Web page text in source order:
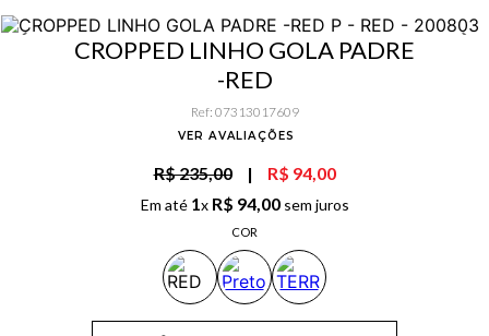
CROPPED LINHO GOLA PADRE
-RED
Ref: 07313017609
VER AVALIAÇÕES
R$ 235,00 | R$ 94,00
Em até 1x R$ 94,00sem juros
COR